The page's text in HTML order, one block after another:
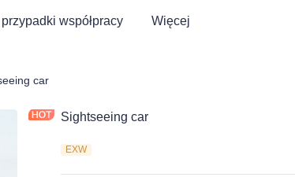
współpracy Więcej
i trójkołowiec elektryczny ATV
car
Sightseeing car
EXW